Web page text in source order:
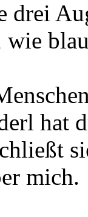
drei
wie
hat
mich.